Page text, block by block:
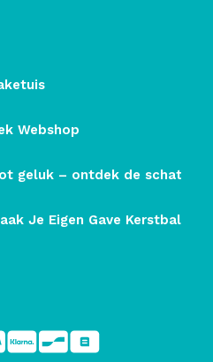
Webshop
geluk – ontdek de schatten
Je Eigen Gave Kerstballen!